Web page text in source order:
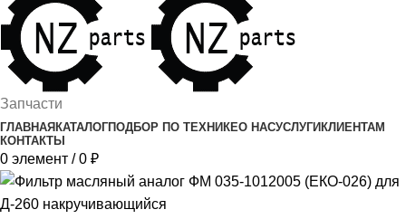
Запчасти
ГЛАВНАЯ КАТАЛОГПОДБОР ПО ТЕХНИКЕО НАСУСЛУГИ КЛИЕНТАМ
КОНТАКТЫ
0 элемент / 0 ₽